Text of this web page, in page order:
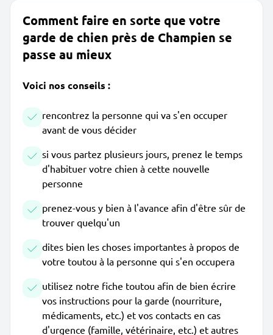
Comment faire en sorte que votre
garde de chien près de Champien se
passe au mieux
Voici nos conseils :
rencontrez la personne qui va s'en occuper
avant de vous décider
si vous partez plusieurs jours, prenez le temps
d'habituer votre chien à cette nouvelle
personne
prenez-vous y bien à l'avance afin d'être sûr de
trouver quelqu'un
dites bien les choses importantes à propos de
votre toutou à la personne qui s'en occupera
utilisez notre fiche toutou afin de bien écrire
vos instructions pour la garde (nourriture,
médicaments, etc.) et vos contacts en cas
d'urgence (famille, vétérinaire, etc.) et autres